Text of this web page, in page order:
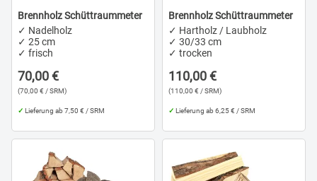
Brennholz Schüttraummeter
✓ Nadelholz
✓ 25 cm
✓ frisch
70,00 €
(70,00 € / SRM)
✓ Lieferung ab 7,50 € / SRM
Brennholz Schüttraummeter
✓ Hartholz / Laubholz
✓ 30/33 cm
✓ trocken
110,00 €
(110,00 € / SRM)
✓ Lieferung ab 6,25 € / SRM